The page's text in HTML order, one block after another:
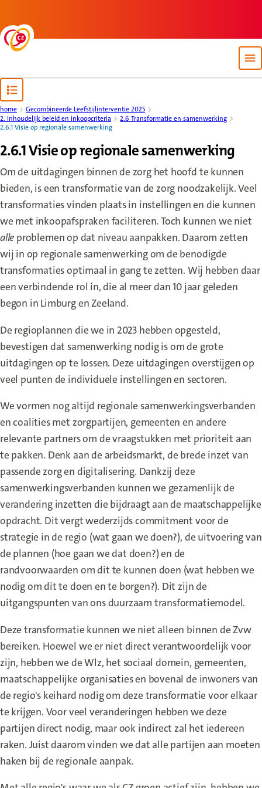
home
Gecombineerde Leefstijlinterventie 2025
2. Inhoudelijk beleid en inkoopcriteria
2.6 Transformatie en samenwerking
2.6.1 Visie op regionale samenwerking
2.6.1 Visie op regionale samenwerking
Om de uitdagingen binnen de zorg het hoofd te kunnen
bieden, is een transformatie van de zorg noodzakelijk. Veel
transformaties vinden plaats in instellingen en die kunnen
we met inkoopafspraken faciliteren. Toch kunnen we niet
alle problemen op dat niveau aanpakken. Daarom zetten
wij in op regionale samenwerking om de benodigde
transformaties optimaal in gang te zetten. Wij hebben daar
een verbindende rol in, die al meer dan 10 jaar geleden
begon in Limburg en Zeeland.
De regioplannen die we in 2023 hebben opgesteld,
bevestigen dat samenwerking nodig is om de grote
uitdagingen op te lossen. Deze uitdagingen overstijgen op
veel punten de individuele instellingen en sectoren.
We vormen nog altijd regionale samenwerkingsverbanden
en coalities met zorgpartijen, gemeenten en andere
relevante partners om de vraagstukken met prioriteit aan
te pakken. Denk aan de arbeidsmarkt, de brede inzet van
passende zorg en digitalisering. Dankzij deze
samenwerkingsverbanden kunnen we gezamenlijk de
verandering inzetten die bijdraagt aan de maatschappelijke
opdracht. Dit vergt wederzijds commitment voor de
strategie in de regio (wat gaan we doen?), de uitvoering van
de plannen (hoe gaan we dat doen?) en de
randvoorwaarden om dit te kunnen doen (wat hebben we
nodig om dit te doen en te borgen?). Dit zijn de
uitgangspunten van ons duurzaam transformatiemodel.
Deze transformatie kunnen we niet alleen binnen de Zvw
bereiken. Hoewel we er niet direct verantwoordelijk voor
zijn, hebben we de Wlz, het sociaal domein, gemeenten,
maatschappelijke organisaties en bovenal de inwoners van
de regio's keihard nodig om deze transformatie voor elkaar
te krijgen. Voor veel veranderingen hebben we deze
partijen direct nodig, maar ook indirect zal het iedereen
raken. Juist daarom vinden we dat alle partijen aan moeten
haken bij de regionale aanpak.
Open content navigation